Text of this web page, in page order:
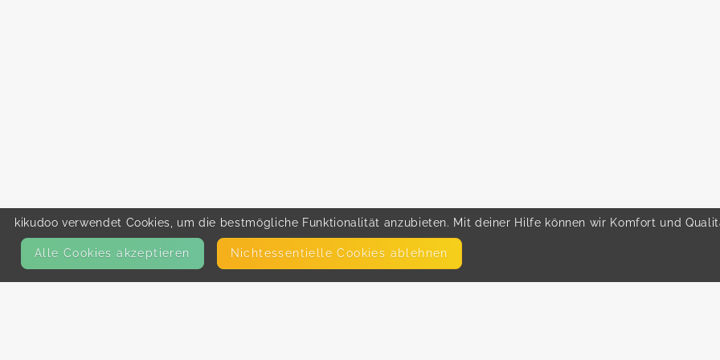
kikudoo verwendet Cookies, um die bestmögliche Funktionalität anzubieten. Mit deiner Hilfe können wir Komfort und
Alle Cookies akzeptieren Nicht­essentielle Cookies ablehnen